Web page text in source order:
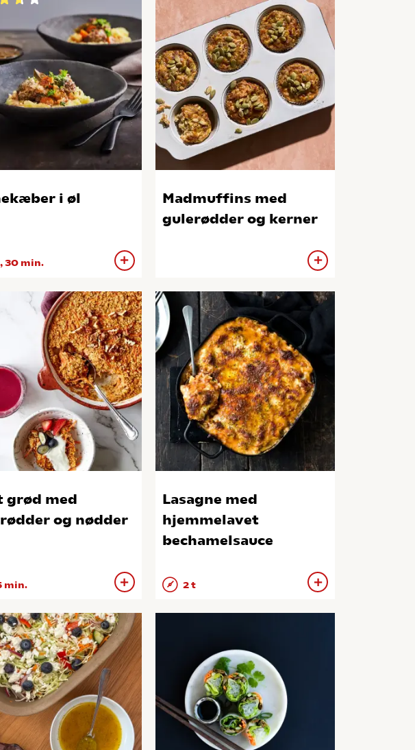
i øl
30 min.
Madmuffins med
gulerødder og kerner
grød med
og nødder
min.
Lasagne med
hjemmelavet
bechamelsauce
2 t